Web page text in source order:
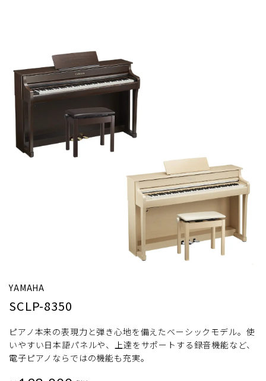
YAMAHA
SCLP-8350
ピアノ本来の表現力と弾き心地を備えたベーシックモデル。使
いやすい日本語パネルや、上達をサポートする録音機能など、
電子ピアノならではの機能も充実。